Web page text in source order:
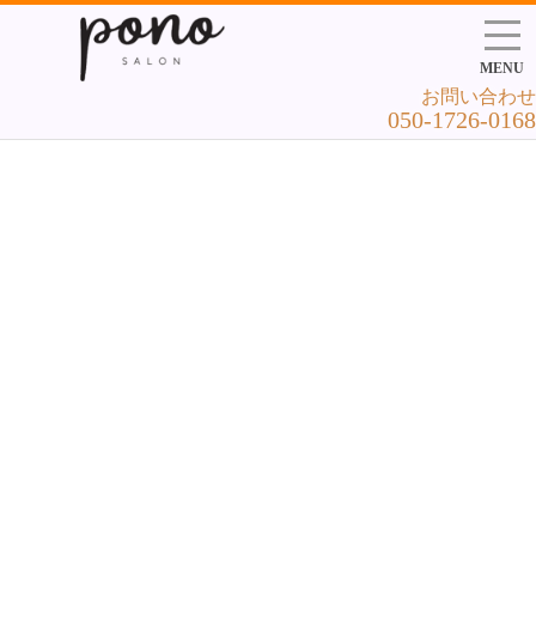
MENU
お問い合わせ
050-1726-0168